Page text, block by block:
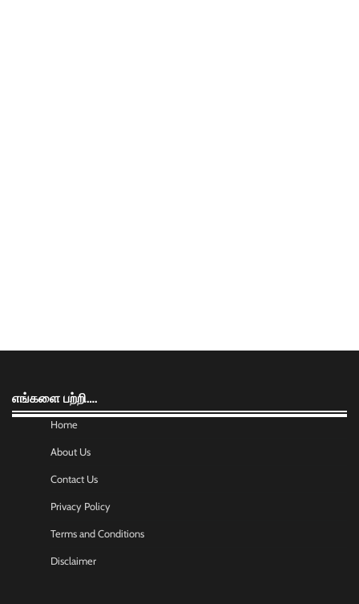
எங்களை பற்றி….
Home
About Us
Contact Us
Privacy Policy
Terms and Conditions
Disclaimer